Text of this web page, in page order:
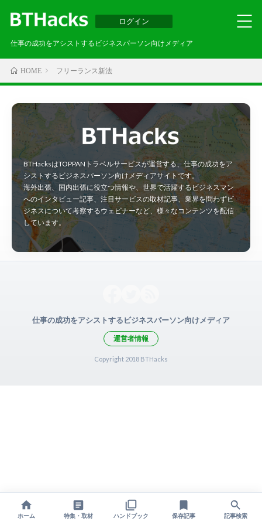
ログイン
仕事の成功をアシストするビジネスパーソン向けメディア
HOME フリーランス新法
BTHacksはTOPPANトラベルサービスが運営する、仕事の成功をア
シストするビジネスパーソン向けメディアサイトです。
海外出張、国内出張に役立つ情報や、世界で活躍するビジネスマン
へのインタビュー記事、注目サービスの取材記事、業界を問わずビ
ジネスについて考察するウェビナーなど、様々なコンテンツを配信
しています。
仕事の成功をアシストするビジネスパーソン向けメディア
運営者情報
Copyright 2018 BTHacks
ホーム 特集・取材 ハンドブック 保存記事 記事検索